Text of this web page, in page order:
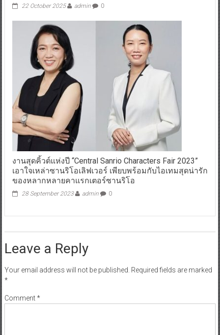
22 October 2025 admin 0
งานสุดคิ้วต์แห่งปี “Central Sanrio Characters Fair 2023”
เอาใจเหล่าซานริโอเลิฟเวอร์ เพียบพร้อมกับไอเทมสุดน่ารัก
ของหลากหลายคาแรกเตอร์ซานริโอ
28 September 2023 admin 0
Leave a Reply
Your email address will not be published. Required fields are marked
*
Comment*